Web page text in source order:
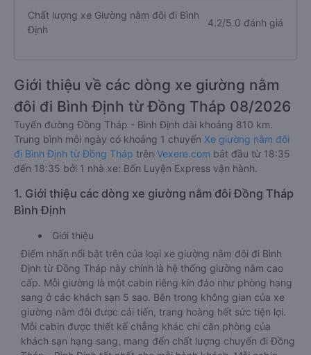
Chất lượng xe Giường nằm đôi đi Bình
Định
4.2/5.0 đánh giá
Giới thiệu về các dòng xe giường nằm
đôi đi Bình Định từ Đồng Tháp 08/2026
Tuyến đường Đồng Tháp - Bình Định dài khoảng 810 km.
Trung bình mỗi ngày có khoảng 1 chuyến Xe giường nằm đôi
đi Bình Định từ Đồng Tháp trên Vexere.com bắt đầu từ 18:35
đến 18:35 bởi 1 nhà xe: Bốn Luyện Express vận hành.
1. Giới thiệu các dòng xe giường nằm đôi Đồng Tháp
Bình Định
Giới thiệu
Điểm nhấn nổi bật trên của loại xe giường nằm đôi đi Bình
Định từ Đồng Tháp này chính là hệ thống giường nằm cao
cấp. Mỗi giường là một cabin riêng kín đáo như phòng hạng
sang ở các khách sạn 5 sao. Bên trong không gian của xe
giường nằm đôi được cải tiến, trang hoàng hết sức tiện lợi.
Mỗi cabin được thiết kế chẳng khác chi căn phòng của
khách sạn hạng sang, mang đến chất lượng chuyến đi Đồng